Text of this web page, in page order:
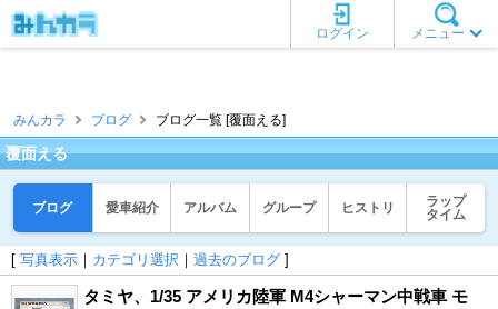
メニュー
ログイン
みんカラ ブログ ブログ一覧 [覆面える]
覆面える
ブログ 愛車紹介 アルバム グループ ヒストリ
ラップ
タイム
[ 写真表示 ｜ カテゴリ選択 ｜ 過去のブログ ]
タミヤ、1/35 アメリカ陸軍 M4シャーマン中戦車 モ